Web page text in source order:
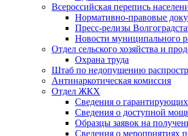
Всероссийская перепись
Нормативно-правовые
Пресс-релизы
Новости муниципального
Отдел сельского хозяйства и
Охрана труда
Штаб по недопущению
Антинаркотическая комиссия
Отдел ЖКХ
Сведения о
Сведения о доступной
Образцы заявок на
Сведения о мероприятиях